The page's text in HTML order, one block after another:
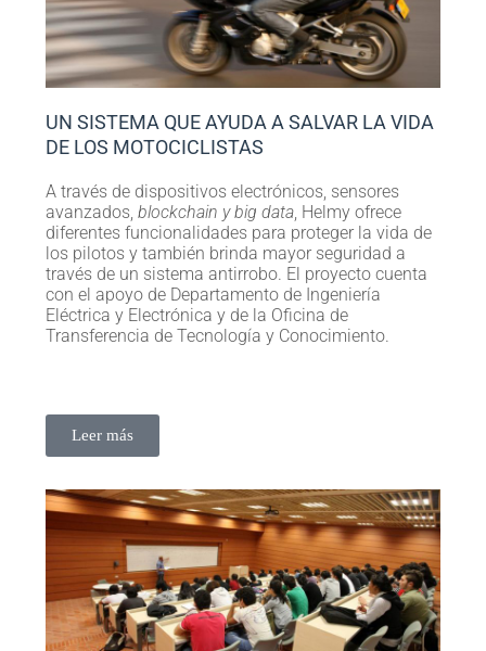
UN SISTEMA QUE AYUDA A SALVAR LA VIDA
DE LOS MOTOCICLISTAS
A través de dispositivos electrónicos, sensores
avanzados, blockchain y big data, Helmy ofrece
diferentes funcionalidades para proteger la vida de
los pilotos y también brinda mayor seguridad a
través de un sistema antirrobo. El proyecto cuenta
con el apoyo de Departamento de Ingeniería
Eléctrica y Electrónica y de la Oficina de
Transferencia de Tecnología y Conocimiento.
Leer más